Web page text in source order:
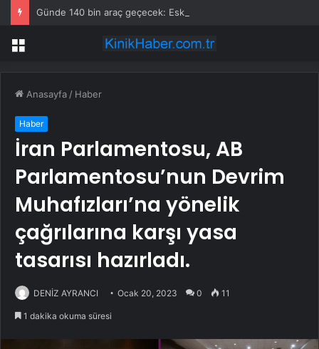
Menü
Anasayfa / Haber
Haber
İran Parlamentosu, AB
Parlamentosu’nun Devrim
Muhafızları’na yönelik
çağrılarına karşı yasa
tasarısı hazırladı.
DENİZ AYRANCI Ocak 20, 2023 0 11
1 dakika okuma süresi